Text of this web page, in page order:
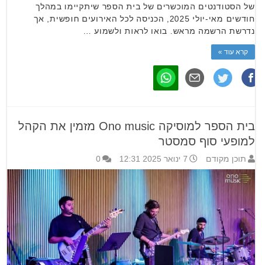
של הסטודנטים המוכשרים של בית הספר שיתקיימו במהלך
חודשים מאי-יולי 2025, הכניסה לכל האירועים חופשית, אך
נדרשת הרשמה מראש. בואו לראות ולשמוע …
קרא עוד »
בית הספר למוסיקה Ono music מזמין את הקהל
למופעי סוף סמסטר
תוכן מקודם 7 ינואר 2025 12:31 0